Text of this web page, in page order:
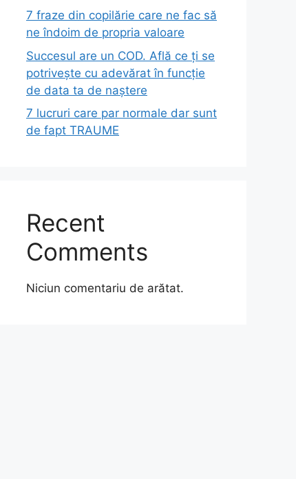
7 fraze din copilărie care ne fac să
ne îndoim de propria valoare
Succesul are un COD. Află ce ți se
potrivește cu adevărat în funcție
de data ta de naștere
7 lucruri care par normale dar sunt
de fapt TRAUME
Recent
Comments
Niciun comentariu de arătat.